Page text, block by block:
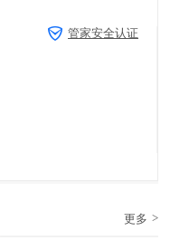
管家安全认证
更多 >